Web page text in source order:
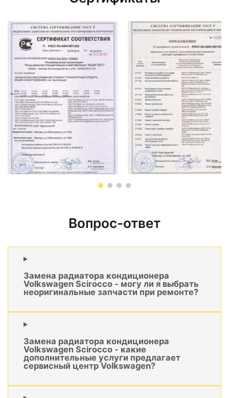
Вопрос-ответ
Замена радиатора кондиционера
Volkswagen Scirocco - могу ли я выбрать
неоригинальные запчасти при ремонте?
Замена радиатора кондиционера
Volkswagen Scirocco - какие
дополнительные услуги предлагает
сервисный центр Volkswagen?